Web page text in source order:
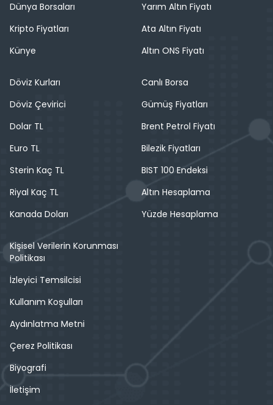
Dünya Borsaları
Kripto Fiyatları
Künye
Yarım Altın Fiyatı
Ata Altın Fiyatı
Altın ONS Fiyatı
Döviz Kurları
Döviz Çevirici
Dolar TL
Euro TL
Sterin Kaç TL
Riyal Kaç TL
Kanada Doları
Canlı Borsa
Gümüş Fiyatları
Brent Petrol Fiyatı
Bilezik Fiyatları
BIST 100 Endeksi
Altın Hesaplama
Yüzde Hesaplama
Kişisel Verilerin Korunması
Politikası
İzleyici Temsilcisi
Kullanım Koşulları
Aydınlatma Metni
Çerez Politikası
Biyografi
İletişim